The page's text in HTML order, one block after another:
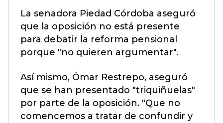
La senadora Piedad Córdoba aseguró
que la oposición no está presente
para debatir la reforma pensional
porque "no quieren argumentar".
Así mismo, Ómar Restrepo, aseguró
que se han presentado "triquiñuelas"
por parte de la oposición. "Que no
comencemos a tratar de confundir y